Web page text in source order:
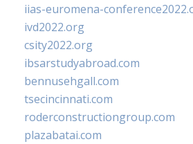
iias-euromena-
ivd2022.org
csity2022.org
ibsarstudyabroad.com
bennusehgall.com
tsecincinnati.com
roderconstructiongroup.com
plazabatai.com